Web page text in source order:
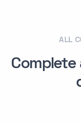
ALL
Complete